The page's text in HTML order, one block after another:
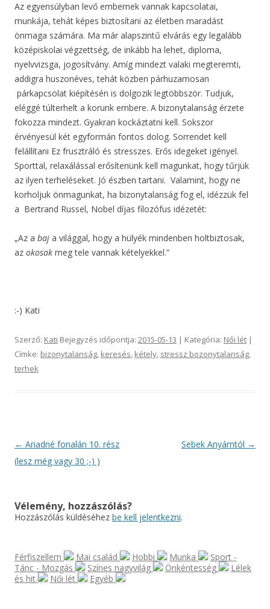
Az egyensúlyban levő embernek vannak kapcsolatai,
munkája, tehát képes biztosítani az életben maradást
önmaga számára. Ma már alapszintű elvárás egy legalább
középiskolai végzettség, de inkább ha lehet, diploma,
nyelvvizsga, jogosítvány. Amíg mindezt valaki megteremti,
addigra huszonéves, tehát közben párhuzamosan
párkapcsolat kiépítésén is dolgozik legtöbbször. Tudjuk,
eléggé túlterhelt a korunk embere. A bizonytalanság érzete
fokozza mindezt. Gyakran kockáztatni kell. Sokszor
érvényesül két egyformán fontos dolog. Sorrendet kell
felállítani Ez frusztráló és stresszes. Erős idegeket igényel.
Sporttal, relaxálással erősítenünk kell magunkat, hogy tűrjük
az ilyen terheléseket. Jó észben tartani. Valamint, hogy ne
korholjuk önmagunkat, ha bizonytalanság fog el, idézzük fel
a Bertrand Russel, Nobel díjas filozófus idézetét:
„Az a baj a világgal, hogy a hülyék mindenben holtbiztosak,
az okosak meg tele vannak kételyekkel.”
:-) Kati
Szerző: Kati Bejegyzés időpontja: 2015-05-13 | Kategória: Női lét |
Címke: bizonytalanság, keresés, kétely, stressz bozonytalanság,
terhek
Bejegyzés
navigáció
← Ariadné fonalán 10. rész
(lesz még vagy 30 ;-) )
Sebek Anyámtól →
Vélemény, hozzászólás?
Hozzászólás küldéséhez be kell jelentkezni.
Férfiszellem Mai család Hobbi Munka
Sport -
Tánc - Mozgás
Színes nagyvilág Önkéntesség
Lélek
és hit
Női lét Egyéb